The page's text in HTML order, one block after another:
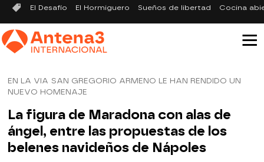
El Desafío El Hormiguero Sueños de libertad Cocina
EN LA VIA SAN GREGORIO ARMENO LE HAN RENDIDO UN
NUEVO HOMENAJE
La figura de Maradona con alas de
ángel, entre las propuestas de los
belenes navideños de Nápoles